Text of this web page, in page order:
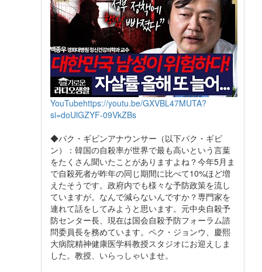
YouTubehttps://youtu.be/GXVBL47MUTA?
si=doUlGZYF-09VkZBs
◆パク・ギビンアナウンサー（以下パク・ギビ
ン）：韓国の自殺率が世界で最も高いという言葉
をたくさん聞いたことがありますよね？今年5月ま
で自殺死者が昨年の同じ期間に比べて10%ほど増
えたそうです。政府内でも様々な予防政策を流し
ていますが。なんで減らないんですか？専門家を
連れて話をしてみようと思います。元中央自殺予
防センター長、現在は国会自殺予防フォーラム諮
問委員長を務めています。ペク・ジョンウ、慶熙
大病院精神健康医学科教授スタジオにお迎えしま
した。教授、いらっしゃいませ。